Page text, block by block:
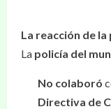
La reacción de
La policía del
No colaboró
Directiva de